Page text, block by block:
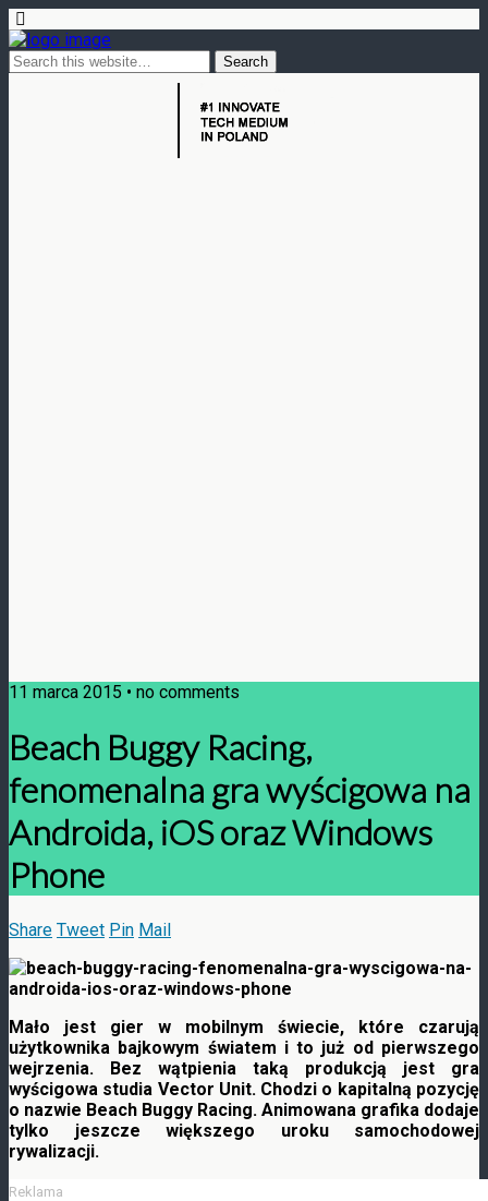
11 marca 2015 • no comments
Beach Buggy Racing,
fenomenalna gra wyścigowa na
Androida, iOS oraz Windows
Phone
Share Tweet Pin Mail
Mało jest gier w mobilnym świecie, które czarują
użytkownika bajkowym światem i to już od pierwszego
wejrzenia. Bez wątpienia taką produkcją jest gra
wyścigowa studia Vector Unit. Chodzi o kapitalną pozycję
o nazwie Beach Buggy Racing. Animowana grafika dodaje
tylko jeszcze większego uroku samochodowej
rywalizacji.
Reklama